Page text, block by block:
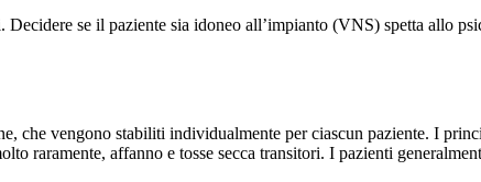
se il paziente sia idoneo all’impianto (VNS) spetta allo
che vengono stabiliti individualmente per ciascun paziente. I
raramente, affanno e tosse secca transitori. I pazienti